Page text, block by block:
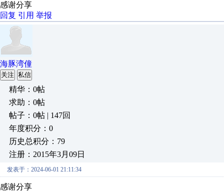
感谢分享
回复 引用 举报
海豚湾僮
关注 私信
精华：0帖
求助：0帖
帖子：0帖 | 147回
年度积分：0
历史总积分：79
注册：2015年3月09日
发表于：2024-06-01 21:11:34
感谢分享